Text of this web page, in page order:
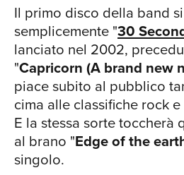
Jared Leto canta con il
l'interpretazione vocale è
assoluto, fra momenti
più aggressivi. "THIS IS WAR" E IL
MONUMENTALE “LOVE,
AND DREAMS” Non era
successo di un disco
come "A beautiful lie". Ma
to Mars riescono
Il primo disco della band
semplicemente "30
lanciato nel 2002,
"Capricorn (A brand new
piace subito al pubblico
cima alle classifiche rock
E la stessa sorte toccherà
al brano "Edge of the
singolo.